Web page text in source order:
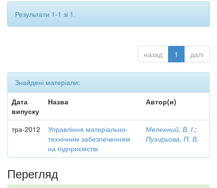
Результати 1-1 зі 1.
назад 1 далі
Знайдені матеріали:
Дата
випуску
Назва Автор(и)
тра-2012
Управління матеріально-
технічним забезпеченням
на підприємстві
Меленний, В. І.;
Пузирьова, П. В.
Перегляд